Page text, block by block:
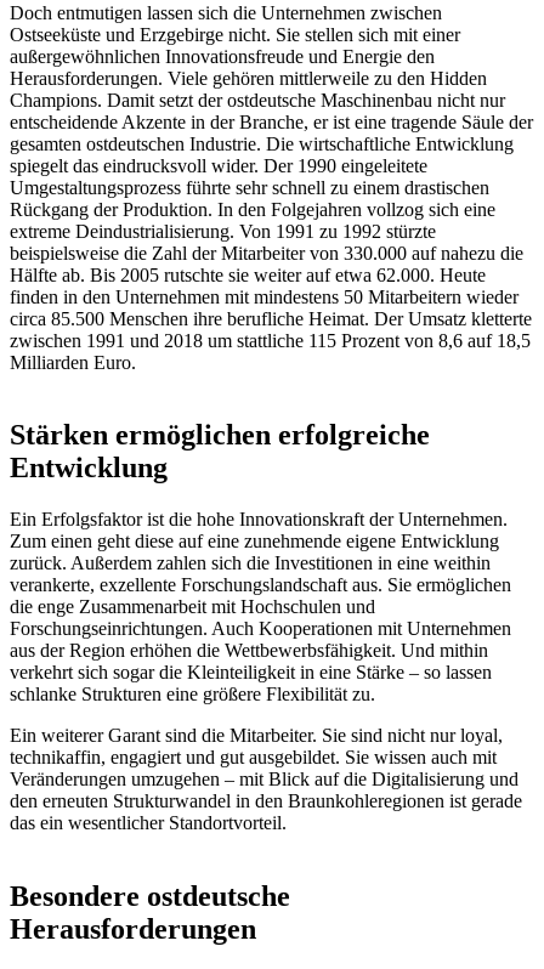
Doch entmutigen lassen sich die Unternehmen zwischen
Ostseeküste und Erzgebirge nicht. Sie stellen sich mit einer
außergewöhnlichen Innovationsfreude und Energie den
Herausforderungen. Viele gehören mittlerweile zu den Hidden
Champions. Damit setzt der ostdeutsche Maschinenbau nicht nur
entscheidende Akzente in der Branche, er ist eine tragende Säule der
gesamten ostdeutschen Industrie. Die wirtschaftliche Entwicklung
spiegelt das eindrucksvoll wider. Der 1990 eingeleitete
Umgestaltungsprozess führte sehr schnell zu einem drastischen
Rückgang der Produktion. In den Folgejahren vollzog sich eine
extreme Deindustrialisierung. Von 1991 zu 1992 stürzte
beispielsweise die Zahl der Mitarbeiter von 330.000 auf nahezu die
Hälfte ab. Bis 2005 rutschte sie weiter auf etwa 62.000. Heute
finden in den Unternehmen mit mindestens 50 Mitarbeitern wieder
circa 85.500 Menschen ihre berufliche Heimat. Der Umsatz kletterte
zwischen 1991 und 2018 um stattliche 115 Prozent von 8,6 auf 18,5
Milliarden Euro.
Stärken ermöglichen erfolgreiche
Entwicklung
Ein Erfolgsfaktor ist die hohe Innovationskraft der Unternehmen.
Zum einen geht diese auf eine zunehmende eigene Entwicklung
zurück. Außerdem zahlen sich die Investitionen in eine weithin
verankerte, exzellente Forschungslandschaft aus. Sie ermöglichen
die enge Zusammenarbeit mit Hochschulen und
Forschungseinrichtungen. Auch Kooperationen mit Unternehmen
aus der Region erhöhen die Wettbewerbsfähigkeit. Und mithin
verkehrt sich sogar die Kleinteiligkeit in eine Stärke – so lassen
schlanke Strukturen eine größere Flexibilität zu.
Ein weiterer Garant sind die Mitarbeiter. Sie sind nicht nur loyal,
technikaffin, engagiert und gut ausgebildet. Sie wissen auch mit
Veränderungen umzugehen – mit Blick auf die Digitalisierung und
den erneuten Strukturwandel in den Braunkohleregionen ist gerade
das ein wesentlicher Standortvorteil.
Besondere ostdeutsche
Herausforderungen